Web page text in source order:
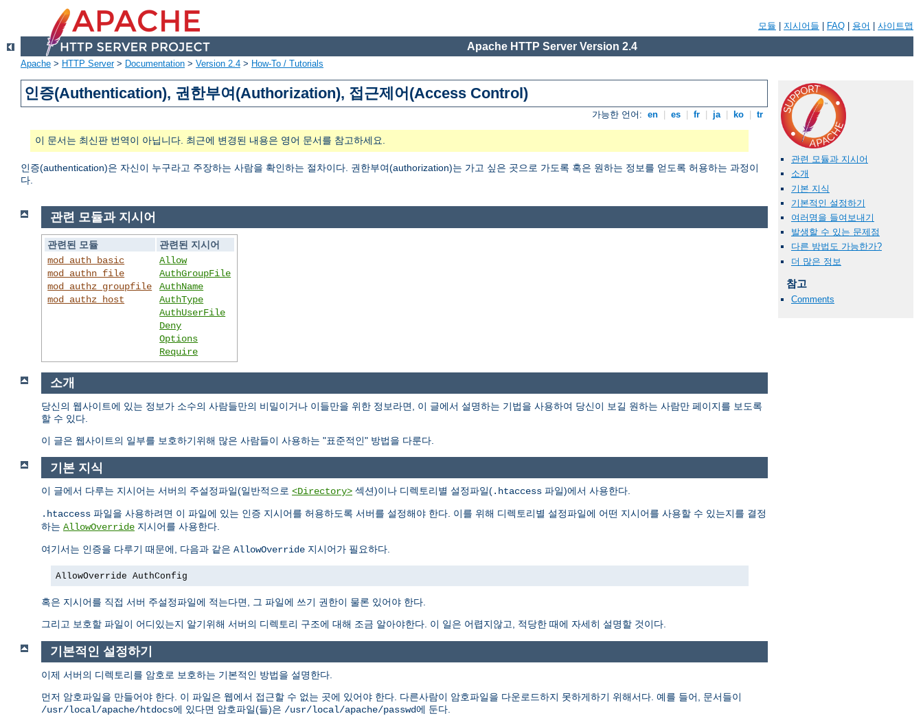
모듈 지시어들 FAQ 용어 사이트맵
Apache HTTP Server Version 2.4
Apache > HTTP Server> Documentation > Version 2.4 > How-To / Tutorials
인증(Authentication), 권한부여(Authorization), 접근제어(Access Control)
가능한 언어: en es fr ja ko tr
이 문서는 최신판 번역이 아닙니다. 최근에 변경된 내용은 영어 문서를 참고하세요.
인증(authentication)은 자신이 누구라고 주장하는 사람을 확인하는 절차이다. 권한부여(authorization)는 가고 싶은 곳으로 가도록 혹은 원하는 정보를 얻도록 허용하는 과정이
다.
관련 모듈과 지시어
소개
기본 지식
기본적인 설정하기
여러명을 들여보내기
발생할 수 있는 문제점
다른 방법도 가능한가?
더 많은 정보
참고
Comments
관련 모듈과 지시어
관련된 모듈
관련된 지시어
mod_auth_basic
mod_authn_file
mod_authz_groupfile
mod_authz_host
Allow
AuthGroupFile
AuthName
AuthType
AuthUserFile
Deny
Options
Require
소개
당신의 웹사이트에 있는 정보가 소수의 사람들만의 비밀이거나 이들만을 위한 정보라면, 이 글에서 설명하는 기법을 사용하여 당신이 보길 원하는 사람만 페이지를 보도록
할 수 있다.
이 글은 웹사이트의 일부를 보호하기위해 많은 사람들이 사용하는 "표준적인" 방법을 다룬다.
기본 지식
이 글에서 다루는 지시어는 서버의 주설정파일(일반적으로 <Directory> 섹션)이나 디렉토리별 설정파일(.htaccess 파일)에서 사용한다.
.htaccess 파일을 사용하려면 이 파일에 있는 인증 지시어를 허용하도록 서버를 설정해야 한다. 이를 위해 디렉토리별 설정파일에 어떤 지시어를 사용할 수 있는지를 결정
하는 AllowOverride 지시어를 사용한다.
여기서는 인증을 다루기 때문에, 다음과 같은 AllowOverride 지시어가 필요하다.
AllowOverride AuthConfig
혹은 지시어를 직접 서버 주설정파일에 적는다면, 그 파일에 쓰기 권한이 물론 있어야 한다.
그리고 보호할 파일이 어디있는지 알기위해 서버의 디렉토리 구조에 대해 조금 알아야한다. 이 일은 어렵지않고, 적당한 때에 자세히 설명할 것이다.
기본적인 설정하기
이제 서버의 디렉토리를 암호로 보호하는 기본적인 방법을 설명한다.
먼저 암호파일을 만들어야 한다. 이 파일은 웹에서 접근할 수 없는 곳에 있어야 한다. 다른사람이 암호파일을 다운로드하지 못하게하기 위해서다. 예를 들어, 문서들이
/usr/local/apache/htdocs에 있다면 암호파일(들)은 /usr/local/apache/passwd에 둔다.